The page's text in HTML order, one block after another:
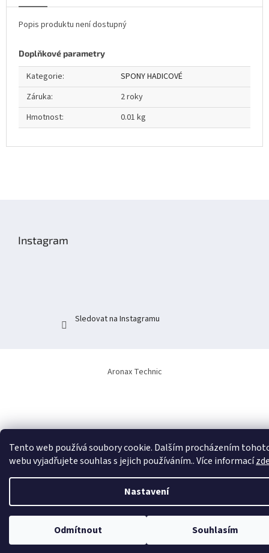
Tento web používá soubory cookie. Dalším procházením
webu vyjadřujete souhlas s jejich používáním.. Více informací
Nastavení
Odmítnout Souhlasím
Popis produktu není dostupný
Doplňkové parametry
Kategorie:
SPONY HADICOVÉ
Záruka:
2 roky
Hmotnost: 0.01 kg
Instagram
Sledovat na Instagramu
Aronax Technic